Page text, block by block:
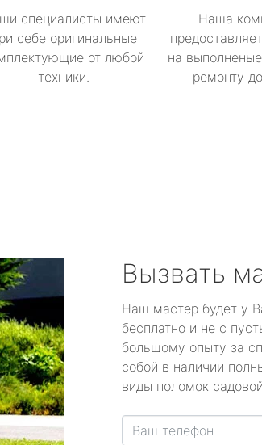
специалисты имеют
себе оригинальные
от любой
техники.
Наша
на
ремонту
Вызвать
Наш мастер будет у
бесплатно и не с
большому опыту за
собой в наличии
виды поломок